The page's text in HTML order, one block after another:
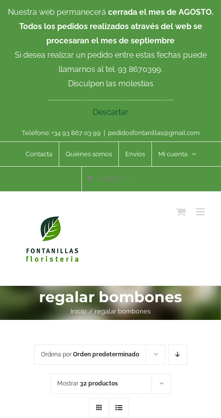
Nuestra web permanecerá cerrada el mes de AGOSTO.
Todos los pedidos realizados através del web se
procesaran el mes de septiembre
Si desea realizar un pedido entre estas fechas puede
llamarnos al tel. 93 8670399.
Disculpen las molestias
.....................................................................................
Descartar
Teléfono: +34 93 867 03 99 pedidosfontanillas@gmail.com
Contacta Quiénes somos Envíos Mi cuenta
CARRITO
regalar bombones
Inicio regalar bombones
Ordena por Orden predeterminado
Mostrar 32 productos